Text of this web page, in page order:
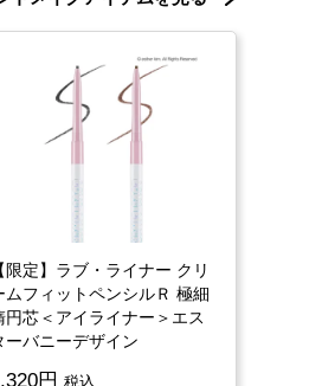
【限定】ラブ・ライナー クリ
ムフィットペンシルＲ 極細
円芯＜アイライナー＞エス
ーバニーデザイン
税込